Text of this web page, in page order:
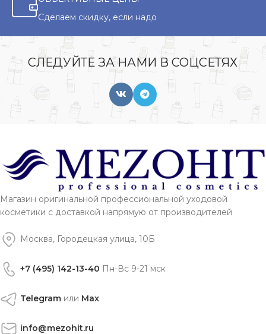
Сделаем скидку, если надо
СЛЕДУЙТЕ ЗА НАМИ В СОЦСЕТЯХ
Магазин оригинальной профессиональной уходовой
косметики с доставкой напрямую от производителей
Москва, Городецкая улица, 10Б
+7 (495) 142-13-40 Пн-Вс 9-21 мск
Telegram или Max
info@mezohit.ru